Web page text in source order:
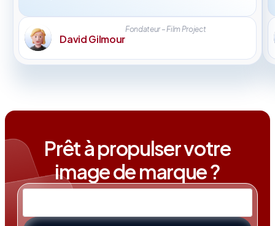
David Gilmour
Fondateur – Film Project
Prêt à propulser votre
image de marque ?